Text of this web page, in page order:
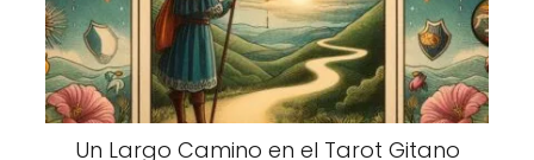
Un Largo Camino en el Tarot Gitano